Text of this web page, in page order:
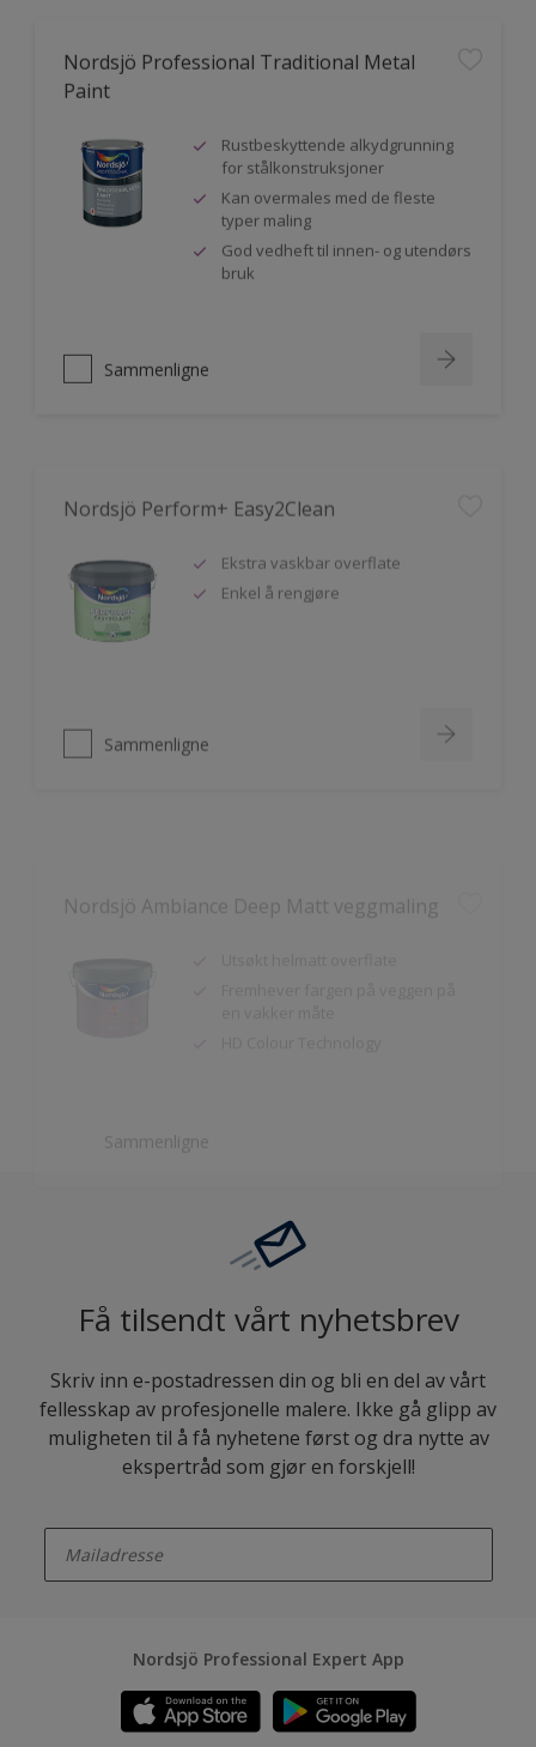
Nordsjö Professional Traditional Metal
Paint
Rustbeskyttende alkydgrunning
for stålkonstruksjoner
Kan overmales med de fleste
typer maling
God vedheft til innen- og utendørs
bruk
Sammenligne
Enkel å rengjøre
Fremhever fargen på veggen på
Få tilsendt vårt nyhetsbrev
Skriv inn e-postadressen din og bli en del av vårt
fellesskap av profesjonelle malere. Ikke gå glipp av
muligheten til å få nyhetene først og dra nytte av
ekspertråd som gjør en forskjell!
Nordsjö Professional Expert App